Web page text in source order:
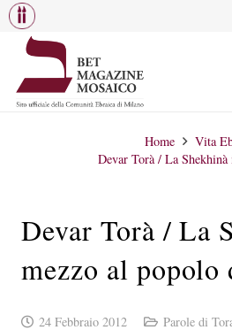
Home Vita
Devar Torà / La
Devar Torà / La
mezzo al popolo
24 Febbraio 2012 Parole di